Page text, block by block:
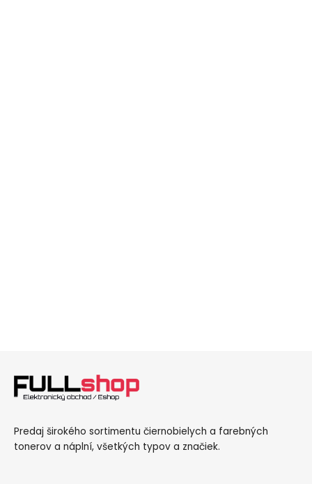
Predaj širokého sortimentu čiernobielych a farebných
tonerov a náplní, všetkých typov a značiek.